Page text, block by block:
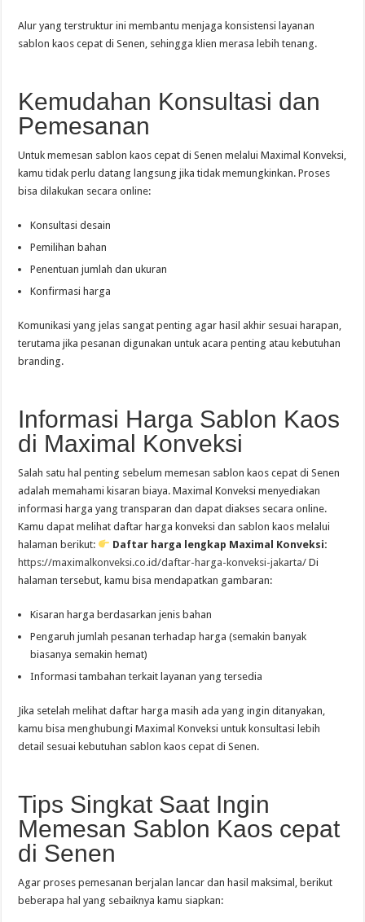
Alur yang terstruktur ini membantu menjaga konsistensi layanan
sablon kaos cepat di Senen, sehingga klien merasa lebih tenang.
Kemudahan Konsultasi dan
Pemesanan
Untuk memesan sablon kaos cepat di Senen melalui Maximal Konveksi,
kamu tidak perlu datang langsung jika tidak memungkinkan. Proses
bisa dilakukan secara online:
Konsultasi desain
Pemilihan bahan
Penentuan jumlah dan ukuran
Konfirmasi harga
Komunikasi yang jelas sangat penting agar hasil akhir sesuai harapan,
terutama jika pesanan digunakan untuk acara penting atau kebutuhan
branding.
Informasi Harga Sablon Kaos
di Maximal Konveksi
Salah satu hal penting sebelum memesan sablon kaos cepat di Senen
adalah memahami kisaran biaya. Maximal Konveksi menyediakan
informasi harga yang transparan dan dapat diakses secara online.
Kamu dapat melihat daftar harga konveksi dan sablon kaos melalui
halaman berikut:
Daftar harga lengkap Maximal Konveksi:
https://maximalkonveksi.co.id/daftar-harga-konveksi-jakarta/ Di
halaman tersebut, kamu bisa mendapatkan gambaran:
Kisaran harga berdasarkan jenis bahan
Pengaruh jumlah pesanan terhadap harga (semakin banyak
biasanya semakin hemat)
Informasi tambahan terkait layanan yang tersedia
Jika setelah melihat daftar harga masih ada yang ingin ditanyakan,
kamu bisa menghubungi Maximal Konveksi untuk konsultasi lebih
detail sesuai kebutuhan sablon kaos cepat di Senen.
Tips Singkat Saat Ingin
Memesan Sablon Kaos cepat
di Senen
Agar proses pemesanan berjalan lancar dan hasil maksimal, berikut
beberapa hal yang sebaiknya kamu siapkan: